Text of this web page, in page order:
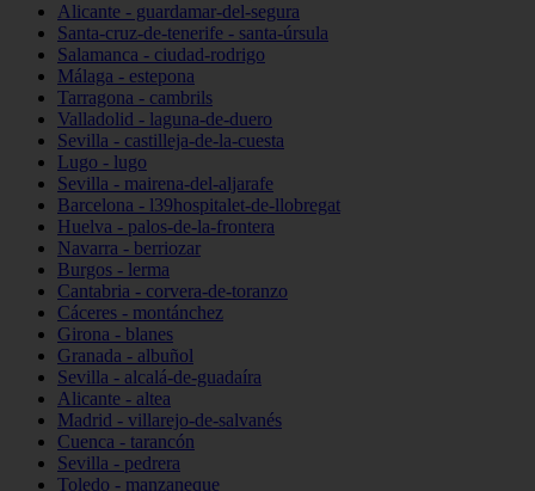
Alicante - guardamar-del-segura
Santa-cruz-de-tenerife - santa-úrsula
Salamanca - ciudad-rodrigo
Málaga - estepona
Tarragona - cambrils
Valladolid - laguna-de-duero
Sevilla - castilleja-de-la-cuesta
Lugo - lugo
Sevilla - mairena-del-aljarafe
Barcelona - l39hospitalet-de-llobregat
Huelva - palos-de-la-frontera
Navarra - berriozar
Burgos - lerma
Cantabria - corvera-de-toranzo
Cáceres - montánchez
Girona - blanes
Granada - albuñol
Sevilla - alcalá-de-guadaíra
Alicante - altea
Madrid - villarejo-de-salvanés
Cuenca - tarancón
Sevilla - pedrera
Toledo - manzaneque